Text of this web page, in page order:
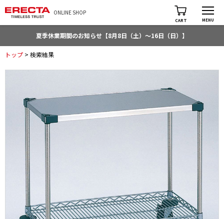
ONLINE SHOP
CART MENU
夏季休業期間のお知らせ【8月8日（土）～16日（日）】
トップ > 検索結果